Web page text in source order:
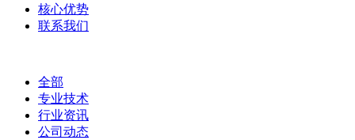
核心优势
联系我们
全部
专业技术
行业资讯
公司动态